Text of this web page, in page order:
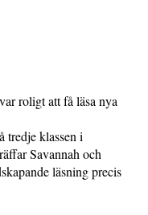
roligt att få läsa nya
tredje klassen i
Savannah och
läsning precis